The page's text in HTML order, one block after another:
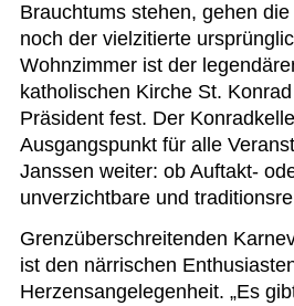
Brauchtums stehen, gehen
noch der vielzitierte
Wohnzimmer ist der
katholischen Kirche St.
Präsident fest. Der
Ausgangspunkt für alle
Janssen weiter: ob Auftakt-
unverzichtbare und
Grenzüberschreitenden
ist den närrischen
Herzensangelegenheit. „Es